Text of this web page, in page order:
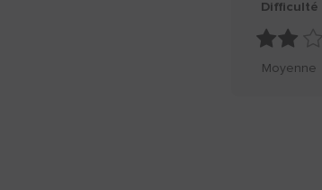
Difficulté
Moyenne